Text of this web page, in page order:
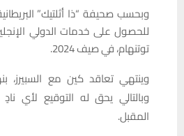
وبحسب صحيفة “ذا أثلتيك”
للحصول على خدمات الدولي
توتنهام، في صيف 2024.
وينتهي تعاقد كين مع السبيرز،
وبالتالي يحق له التوقيع لأي نادٍ
المقبل.